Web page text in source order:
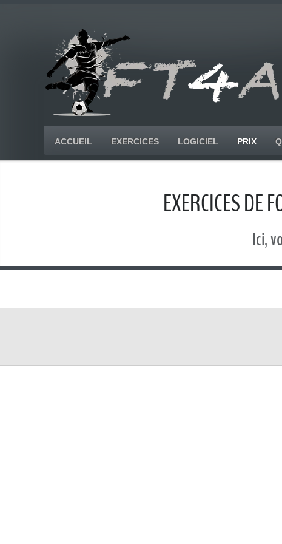
ACCUEIL EXERCICES LOGICIEL PRIX
EXERCICES DE
Ici,